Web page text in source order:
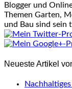
Blogger und
Themen Garten,
und Bau sind sein
Neueste Artikel